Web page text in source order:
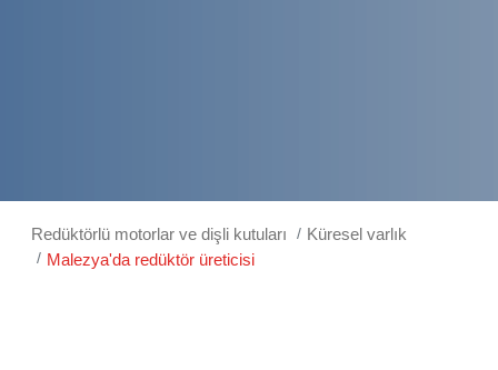
Redüktörlü motorlar ve dişli kutuları
Küresel varlık
Malezya'da redüktör üreticisi